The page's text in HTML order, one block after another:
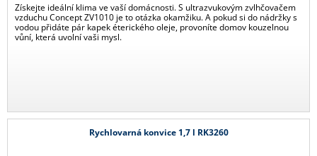
Získejte ideální klima ve vaší domácnosti. S ultrazvukovým zvlhčovačem
vzduchu Concept ZV1010 je to otázka okamžiku. A pokud si do nádržky s
vodou přidáte pár kapek éterického oleje, provoníte domov kouzelnou
vůní, která uvolní vaši mysl.
Rychlovarná konvice 1,7 l RK3260